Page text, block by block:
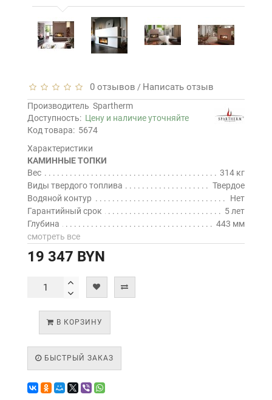
0 отзывов / Написать отзыв
Производитель Spartherm
Доступность: Цену и наличие уточняйте
Код товара: 5674
Характеристики
КАМИННЫЕ ТОПКИ
Вес
314 кг
Виды твердого топлива
Твердое
Водяной контур
Нет
Гарантийный срок
5 лет
Глубина
443 мм
смотреть все
19 347 BYN
В КОРЗИНУ
БЫСТРЫЙ ЗАКАЗ